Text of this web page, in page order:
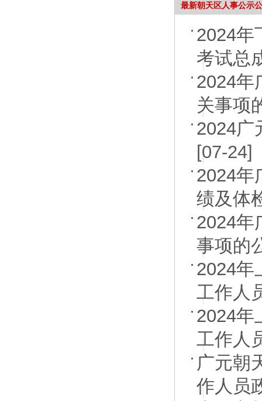
最新朝天区人事公示
2024年
考试总
2024年
关事项
2024广
[07-24]
2024年
绩及体
2024年
事项的
2024年
工作人
2024年
工作人
广元朝
作人员